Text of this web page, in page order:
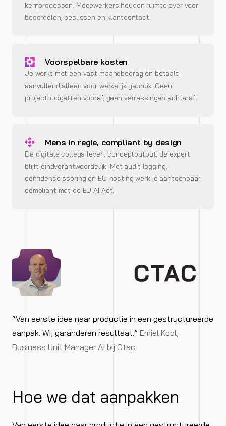
kernprocessen. Medewerkers houden ruimte over voor
beoordelen, beslissen en klantcontact.
Voorspelbare kosten
Je werkt met een vast maandbedrag en betaalt
aanvullend alleen voor werkelijk gebruik. Geen
projectbudgetten vooraf, geen verrassingen achteraf.
Mens in regie, compliant by design
De digitale collega levert conceptoutput, de expert
blijft eindverantwoordelijk. Met audit logging,
confidence scoring en EU-hosting werk je aantoonbaar
compliant met de EU AI Act.
“Van eerste idee naar productie in een gestructureerde
aanpak. Wij garanderen resultaat.” Emiel Kool,
Business Unit Manager AI bij Ctac
Hoe we dat aanpakken